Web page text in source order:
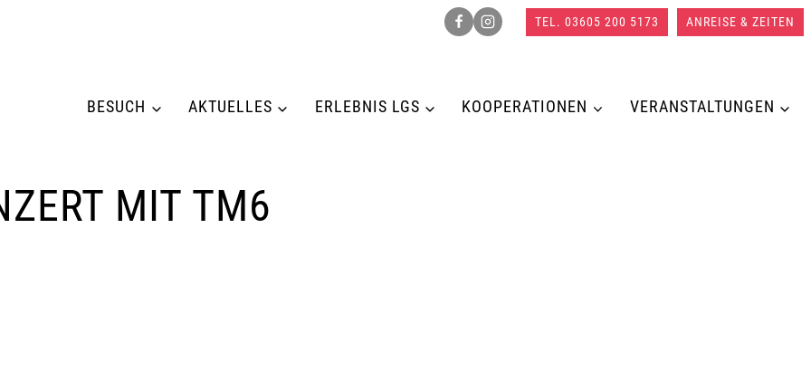
TEL. 03605 200 5173 ANREISE & ZEITEN
BESUCH AKTUELLES ERLEBNIS LGS KOOPERATIONEN VERANSTALTUNGEN
MIT TM6